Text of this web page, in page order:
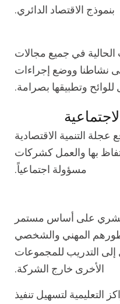
بنموذج الاقتصاد الدائري.
الحالية في جميع مجالات
نشاطنا ووضع إجراءات
للوائح وتطبيقها بصرامة.
التنمية الاقتصادية
بها والعمل كشركات
مسؤولة اجتماعياً.
على أساس مستمر
المهني والشخصي
التدريب للمجموعات
الأخرى خارج الشركة.
التعليمية لتسهيل تنفيذ